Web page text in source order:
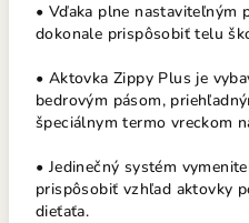
• Vďaka plne nastaviteľným
dokonale prispôsobiť telu
• Aktovka Zippy Plus je
bedrovým pásom,
špeciálnym termo vreckom
• Jedinečný systém
prispôsobiť vzhľad aktovky
dieťaťa.